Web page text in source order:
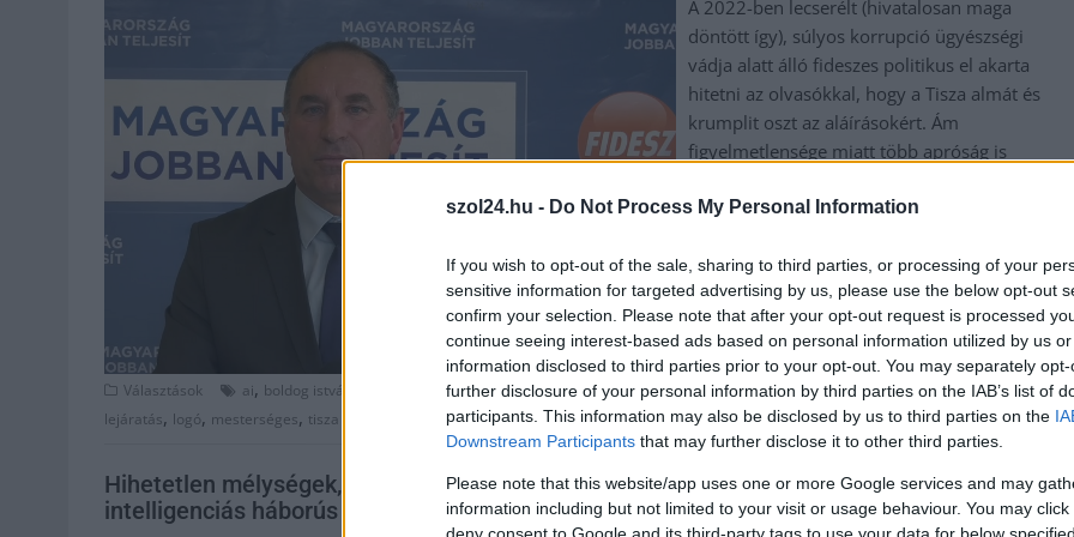
szol24.hu - Do Not Process My Personal Information
If you wish to opt-out of the sale, sharing to third parties, or processing of your
sensitive information for targeted advertising by us, please use the below opt-out
confirm your selection. Please note that after your opt-out request is processed
continue seeing interest-based ads based on personal information utilized by us
information disclosed to third parties prior to your opt-out. You may separately
further disclosure of your personal information by third parties on the IAB’s list of
participants. This information may also be disclosed by us to third parties on the
Downstream Participants that may further disclose it to other third parties.
Please note that this website/app uses one or more Google services and may
information including but not limited to your visit or usage behaviour. You may
deny consent to Google and its third-party tags to use your data for below
A 2022-ben lecserélt (hivatalosan maga
döntött így), súlyos korrupció ügyészségi
vádja alatt álló fideszes politikus el akarta
hitetni az olvasókkal, hogy a Tisza almát és
krumplit oszt az aláírásokért. Ám
figyelmetlensége miatt több apróság is
készítette a kamuképet. Többször is próbált
végül…
TOVÁBB OLVASOM
Választások ai, boldog istván ,hamis, hazugság,hibák,intelligencia, Jász-Nagykun Szolnok megye,kellemetlen,kép,
lejáratás, logó, mesterséges, tisza part
Hihetetlen mélységek, újabb vörös vonalat lépett át a Fidesz friss, mesterséges
intelligenciás háborús riogató videójával